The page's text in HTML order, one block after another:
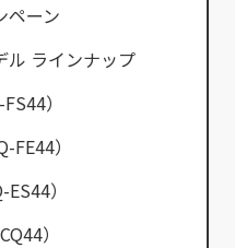
ーン
ラインナップ
）
FE44）
）
）